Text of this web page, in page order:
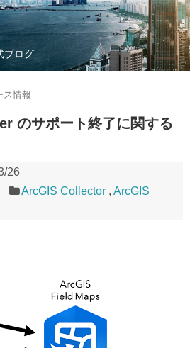
ブログ
ス情報
のサポート終了に関する
26
ArcGIS Collector ,ArcGIS